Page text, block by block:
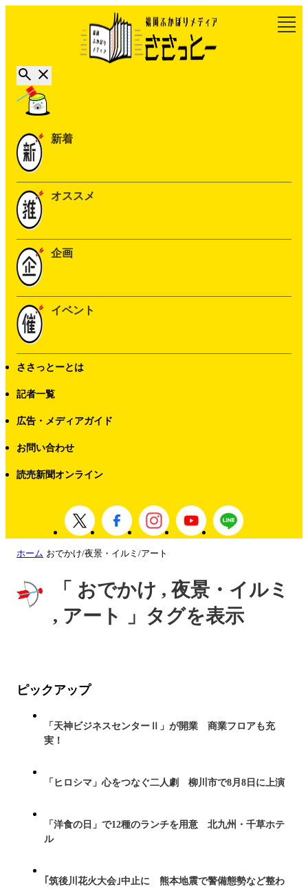
新着
オススメ
企画
イベント
ささっとーとは
記者一覧
広告・メディアガイド
お問い合わせ
読売新聞オンライン
ホーム おでかけ/夜景・イルミ/アート
「 おでかけ , 夜景・イルミ
, アート 」タグを表示
ピックアップ
「天神ビジネスセンターⅡ」が開業 商業フロアも充
実！
「ヒロシマ」心をつなぐ二人劇 柳川市で8月8日に上演
「洋食の日」で12種のランチを用意 北九州・千草ホテ
ル
｢筑後川花火大会｣中止に 熊本地震で警備態勢など整わ